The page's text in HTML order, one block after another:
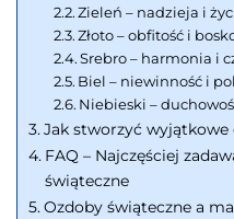
Zieleń – nadzieja i
Złoto – obfitość i
Srebro – harmonia i
Biel – niewinność i
Niebieski –
Jak stworzyć wyjątkowe
FAQ – Najczęściej
świąteczne
Ozdoby świąteczne a